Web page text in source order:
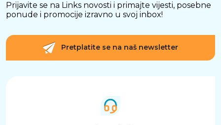
Prijavite se na Links novosti i primajte vijesti, posebne
ponude i promocije izravno u svoj inbox!
Pretplatite se na naš newsletter